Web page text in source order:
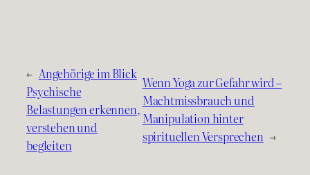
← Angehörige im Blick
Psychische
Belastungen erkennen,
verstehen und
begleiten
Wenn Yoga zur Gefahr wird –
Machtmissbrauch und
Manipulation hinter
spirituellen Versprechen →